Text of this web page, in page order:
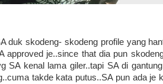
duk skodeng- skodeng profile yang
approved je..since that dia pun
SA kenal lama giler..tapi SA di
takde kata putus..SA pun ada je